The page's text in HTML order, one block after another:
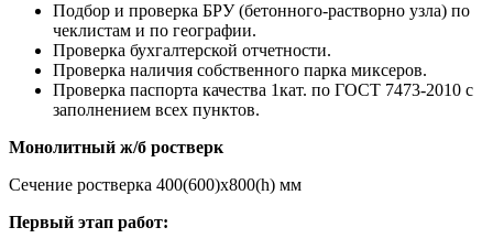
Подбор и проверка БРУ (бетонного-растворно узла) по
чеклистам и по географии.
Проверка бухгалтерской отчетности.
Проверка наличия собственного парка миксеров.
Проверка паспорта качества 1кат. по ГОСТ 7473-2010 с
заполнением всех пунктов.
Монолитный ж/б ростверк
Сечение ростверка 400(600)х800(h) мм
Первый этап работ: